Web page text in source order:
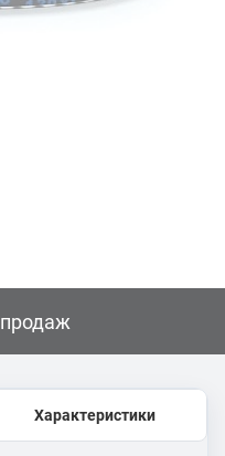
Характеристики